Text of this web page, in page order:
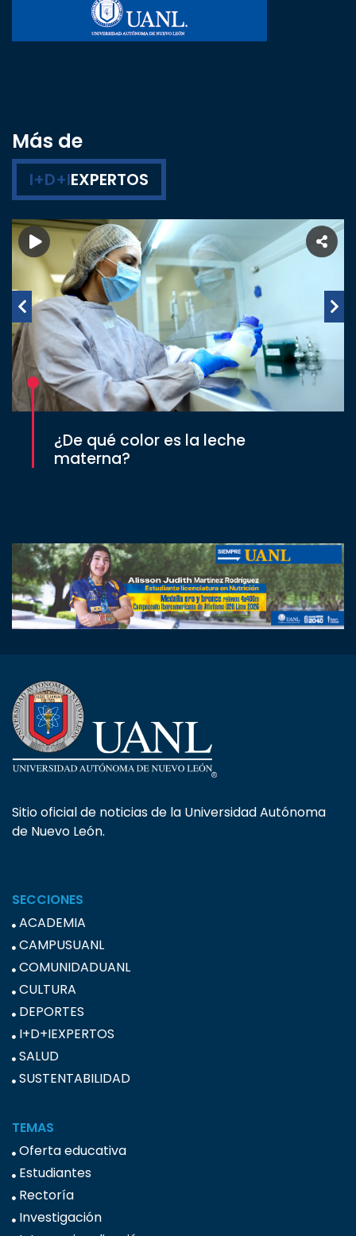
Más de
I+D+IEXPERTOS
¿De qué color es la leche
materna?
Sitio oficial de noticias de la Universidad Autónoma
de Nuevo León.
SECCIONES
ACADEMIA
CAMPUSUANL
COMUNIDADUANL
CULTURA
DEPORTES
I+D+IEXPERTOS
SALUD
SUSTENTABILIDAD
TEMAS
Oferta educativa
Estudiantes
Rectoría
Investigación